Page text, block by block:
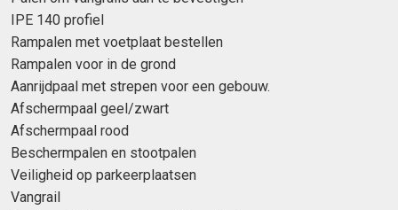
IPE 140 profiel
Rampalen met voetplaat bestellen
Rampalen voor in de grond
Aanrijdpaal met strepen voor een gebouw.
Afschermpaal geel/zwart
Afschermpaal rood
Beschermpalen en stootpalen
Veiligheid op parkeerplaatsen
Vangrail